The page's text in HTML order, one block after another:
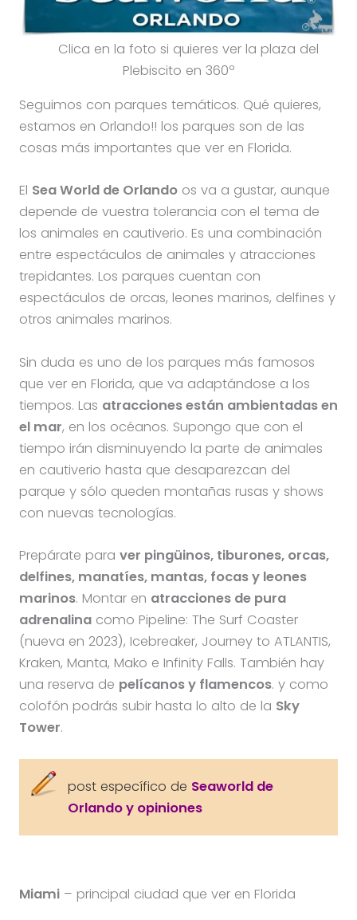
Clica en la foto si quieres ver la plaza del
Plebiscito en 360º
Seguimos con parques temáticos. Qué quieres,
estamos en Orlando!! los parques son de las
cosas más importantes que ver en Florida.
El Sea World de Orlandoos va a gustar, aunque
depende de vuestra tolerancia con el tema de
los animales en cautiverio. Es una combinación
entre espectáculos de animales y atracciones
trepidantes. Los parques cuentan con
espectáculos de orcas, leones marinos, delfines y
otros animales marinos.
Sin duda es uno de los parques más famosos
que ver en Florida, que va adaptándose a los
tiempos. Las atracciones están ambientadas en
el mar, en los océanos. Supongo que con el
tiempo irán disminuyendo la parte de animales
en cautiverio hasta que desaparezcan del
parque y sólo queden montañas rusas y shows
con nuevas tecnologías.
Prepárate para ver pingüinos, tiburones, orcas,
delfines, manatíes, mantas, focas y leones
marinos. Montar en atracciones de pura
adrenalinacomo Pipeline: The Surf Coaster
(nueva en 2023), Icebreaker, Journey to ATLANTIS,
Kraken, Manta, Mako e Infinity Falls. También hay
una reserva de pelícanos y flamencos. y como
colofón podrás subir hasta lo alto de la Sky
Tower.
post específico de Seaworld de
Orlando y opiniones
Miami– principal ciudad que ver en Florida